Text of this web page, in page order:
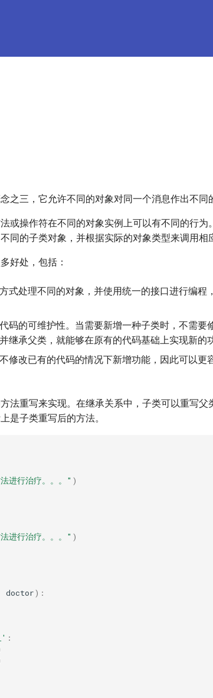
之三，它允许不同的对象对同一个消息作出不同
或操作符在不同的对象实例上可以有不同的行为
同的子类对象，并根据实际的对象类型来调用相
好处，包括：
式处理不同的对象，并使用统一的接口进行编程
码的可维护性。当需要新增一种子类时，不需要
继承父类，就能够在原有的代码基础上实现新的
修改已有的代码的情况下新增功能，因此可以更
法重写来实现。在继承关系中，子类可以重写父
是子类重写后的方法。
进行治疗。。。" )
进行治疗。。。" )
doctor):
: